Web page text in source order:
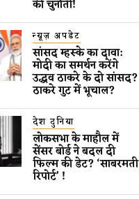
की चुनौती!
न्यूज़ अपडेट
सांसद म्हस्के का दावा:
मोदी का समर्थन करेंगे
उद्धव ठाकरे के दो सांसद?
ठाकरे गुट में भूचाल?
देश दुनिया
लोकसभा के माहौल में
सेंसर बोर्ड ने बदल दी
फिल्म की डेट? ‘साबरमती
रिपोर्ट’ !